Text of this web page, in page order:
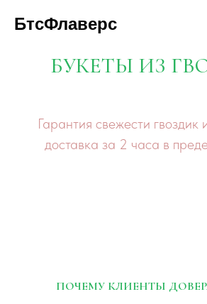
БтсФлаверс
БУКЕТЫ ИЗ
Гарантия свежести гвоздик
доставка за 2 часа в
ПОЧЕМУ КЛИЕНТЫ